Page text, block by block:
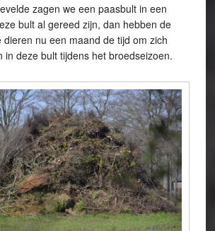
zagen we een paasbult in een
bult al gereed zijn, dan hebben de
nu een maand de tijd om zich
in deze bult tijdens het broedseizoen.